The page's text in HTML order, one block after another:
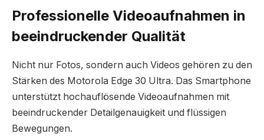
Professionelle Videoaufnahmen in
beeindruckender Qualität
Nicht nur Fotos, sondern auch Videos gehören zu den
Stärken des Motorola Edge 30 Ultra. Das Smartphone
unterstützt hochauflösende Videoaufnahmen mit
beeindruckender Detailgenauigkeit und flüssigen
Bewegungen.